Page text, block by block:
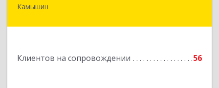
Камышин
Клиентов на сопровождении 56
403876, Волгоградская обл, г.о. город Камышин,